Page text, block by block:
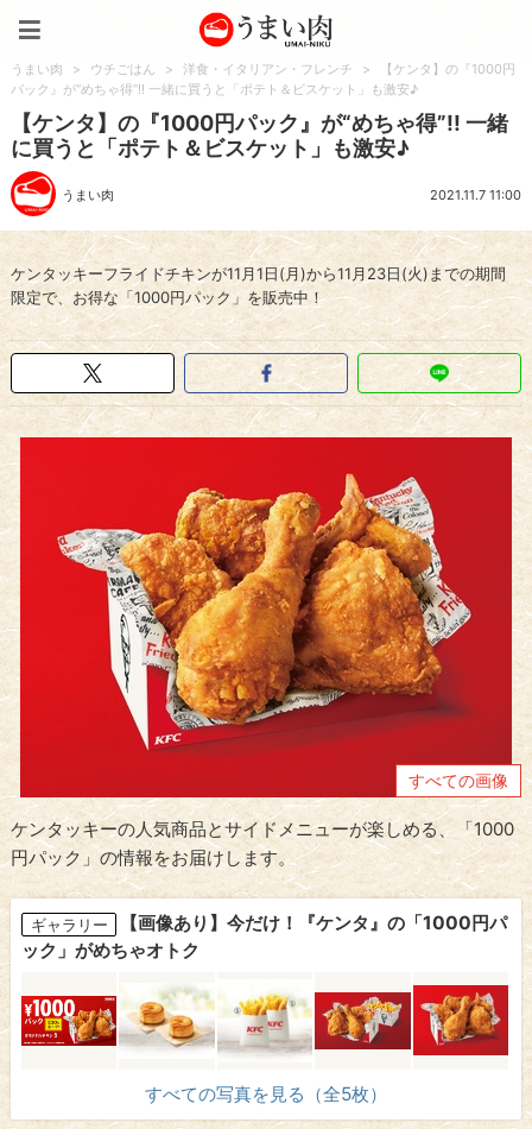
うまい肉 > ウチごはん > 洋食・イタリアン・フレンチ >
【ケンタ】の『1000円
パック』が“めちゃ得”!! 一緒に買うと「ポテト＆ビスケット」も激安♪
【ケンタ】の『1000円パック』が“めちゃ得”!! 一緒
に買うと「ポテト＆ビスケット」も激安♪
うまい肉 2021.11.7 11:00
ケンタッキーフライドチキンが11月1日(月)から11月23日(火)までの期間
限定で、お得な「1000円パック」を販売中！
すべての画像
ケンタッキーの人気商品とサイドメニューが楽しめる、「1000
円パック」の情報をお届けします。
ギャラリー
【画像あり】今だけ！『ケンタ』の「1000円パ
ック」がめちゃオトク
すべての写真を見る（全5枚）